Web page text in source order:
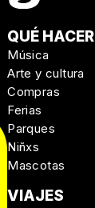
QUÉ HACER
Música
Arte y cultura
Compras
Ferias
Parques
Niñxs
Mascotas
VIAJES